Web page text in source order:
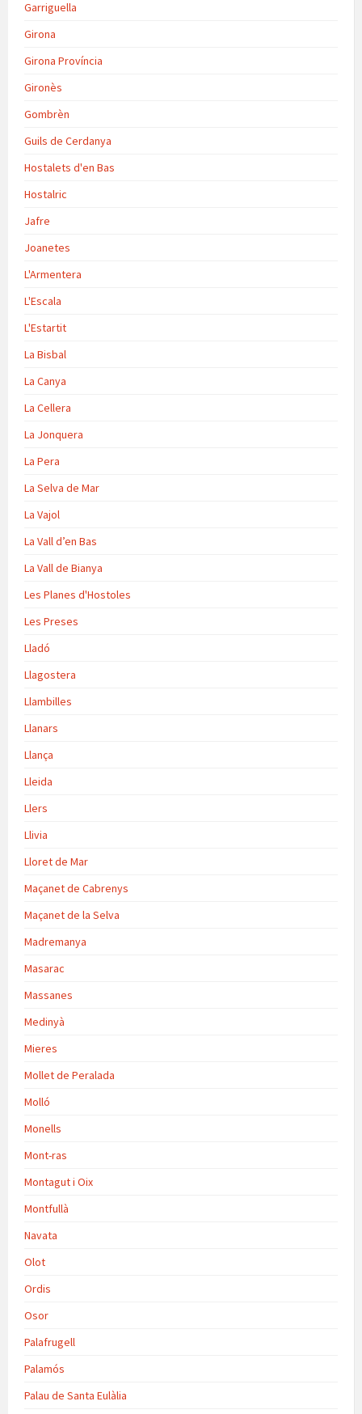
Garriguella
Girona
Girona Província
Gironès
Gombrèn
Guils de Cerdanya
Hostalets d'en Bas
Hostalric
Jafre
Joanetes
L'Armentera
L'Escala
L'Estartit
La Bisbal
La Canya
La Cellera
La Jonquera
La Pera
La Selva de Mar
La Vajol
La Vall d’en Bas
La Vall de Bianya
Les Planes d'Hostoles
Les Preses
Lladó
Llagostera
Llambilles
Llanars
Llança
Lleida
Llers
Llivia
Lloret de Mar
Maçanet de Cabrenys
Maçanet de la Selva
Madremanya
Masarac
Massanes
Medinyà
Mieres
Mollet de Peralada
Molló
Monells
Mont-ras
Montagut i Oix
Montfullà
Navata
Olot
Ordis
Osor
Palafrugell
Palamós
Palau de Santa Eulàlia